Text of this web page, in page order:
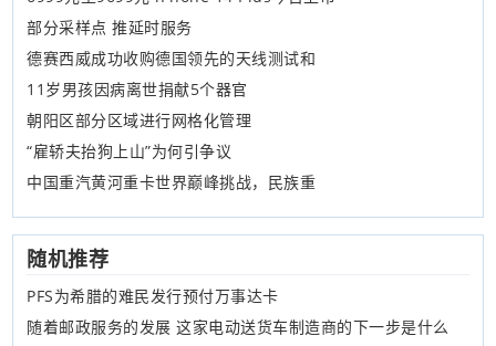
部分采样点 推延时服务
德赛西威成功收购德国领先的天线测试和
11岁男孩因病离世捐献5个器官
朝阳区部分区域进行网格化管理
“雇轿夫抬狗上山”为何引争议
中国重汽黄河重卡世界巅峰挑战，民族重
随机推荐
PFS为希腊的难民发行预付万事达卡
随着邮政服务的发展 这家电动送货车制造商的下一步是什么